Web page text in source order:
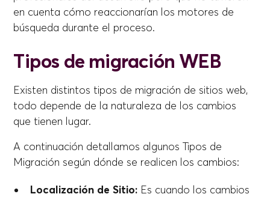
en cuenta cómo reaccionarían los motores de
búsqueda durante el proceso.
Tipos de migración WEB
Existen distintos tipos de migración de sitios web,
todo depende de la naturaleza de los cambios
que tienen lugar.
A continuación detallamos algunos Tipos de
Migración según dónde se realicen los cambios:
Localización de Sitio: Es cuando los cambios